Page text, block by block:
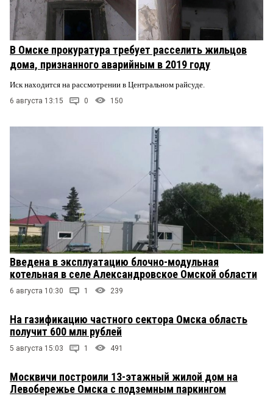
В Омске прокуратура требует расселить жильцов
дома, признанного аварийным в 2019 году
Иск находится на рассмотрении в Центральном райсуде.
6 августа 13:15 0 150
Введена в эксплуатацию блочно-модульная
котельная в селе Александровское Омской области
6 августа 10:30 1 239
На газификацию частного сектора Омска область
получит 600 млн рублей
5 августа 15:03 1 491
Москвичи построили 13-этажный жилой дом на
Левобережье Омска с подземным паркингом